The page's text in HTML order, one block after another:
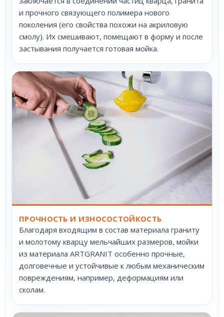
и прочного связующего полимера нового
поколения (его свойства похожи на акриловую
смолу). Их смешивают, помещают в форму и после
застывания получается готовая мойка.
ПРОЧНОСТЬ И ИЗНОСОСТОЙКОСТЬ
Благодаря входящим в состав материала граниту
и молотому кварцу мельчайших размеров, мойки
из материала ARTGRANIT особенно прочные,
долговечные и устойчивые к любым механическим
повреждениям, например, деформациям или
сколам.